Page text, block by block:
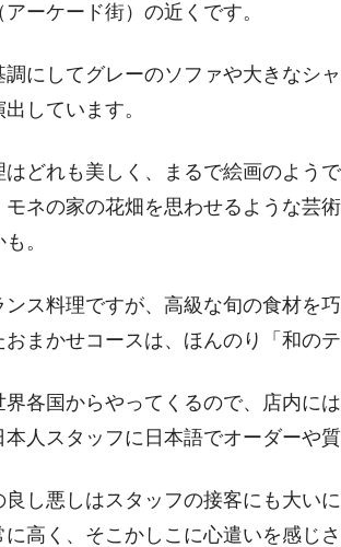
ーケード街）の近くです。
調にしてグレーのソファや大きなシ
しています。
はどれも美しく、まるで絵画のよう
モネの家の花畑を思わせるような芸
。
ンス料理ですが、高級な旬の食材を
まかせコースは、ほんのり「和の
界各国からやってくるので、店内に
人スタッフに日本語でオーダーや
良し悪しはスタッフの接客にも大い
に高く、そこかしこに心遣いを感じ